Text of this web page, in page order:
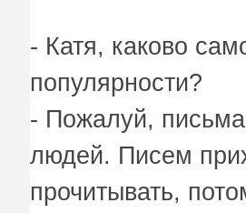
- Катя, каково
популярности?
- Пожалуй,
людей. Писем
прочитывать,